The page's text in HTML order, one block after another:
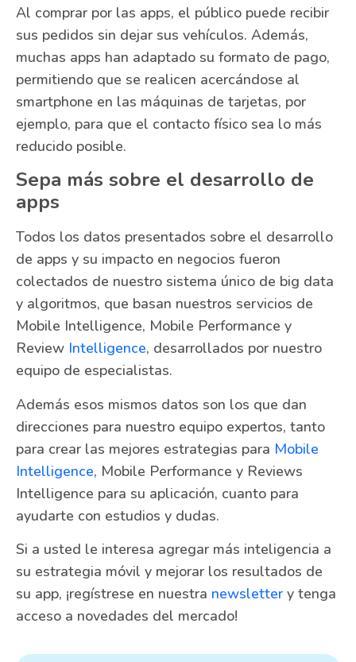
Al comprar por las apps, el público puede recibir
sus pedidos sin dejar sus vehículos. Además,
muchas apps han adaptado su formato de pago,
permitiendo que se realicen acercándose al
smartphone en las máquinas de tarjetas, por
ejemplo, para que el contacto físico sea lo más
reducido posible.
Sepa más sobre el desarrollo de
apps
Todos los datos presentados sobre el desarrollo
de apps y su impacto en negocios fueron
colectados de nuestro sistema único de big data
y algoritmos, que basan nuestros servicios de
Mobile Intelligence, Mobile Performance y
Review Intelligence, desarrollados por nuestro
equipo de especialistas.
Además esos mismos datos son los que dan
direcciones para nuestro equipo expertos, tanto
para crear las mejores estrategias para Mobile
Intelligence, Mobile Performance y Reviews
Intelligence para su aplicación, cuanto para
ayudarte con estudios y dudas.
Si a usted le interesa agregar más inteligencia a
su estrategia móvil y mejorar los resultados de
su app, ¡regístrese en nuestra newsletter y tenga
acceso a novedades del mercado!